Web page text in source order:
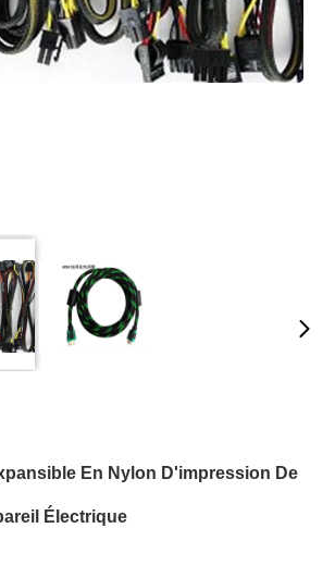
En Nylon D'impression De
Électrique